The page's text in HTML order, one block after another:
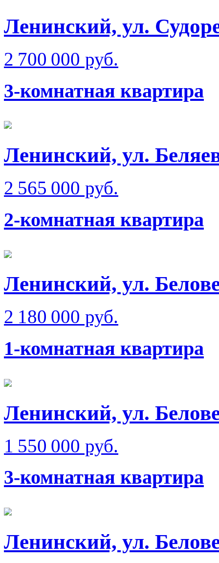
Ленинский, ул.
2 700 000 руб.
3-комнатная квартира
Ленинский, ул.
2 565 000 руб.
2-комнатная квартира
Ленинский, ул.
2 180 000 руб.
1-комнатная квартира
Ленинский, ул.
1 550 000 руб.
3-комнатная квартира
Ленинский, ул.